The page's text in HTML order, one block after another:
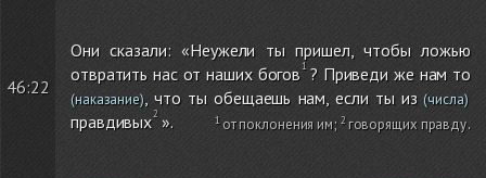
46:22
Они сказали: «Неужели ты пришел, чтобы ложью
отвратить нас от наших богов ? Приведи же нам то
(наказание), что ты обещаешь нам, если ты из (числа)
правдивых ». от поклонения им; говорящих правду.